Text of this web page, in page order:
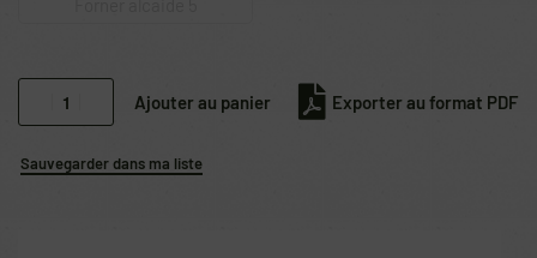
Exporter au format PDF
Ajouter au panier
Sauvegarder dans ma liste